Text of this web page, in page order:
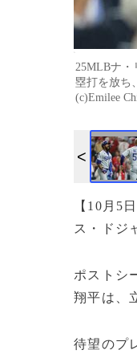
25MLBナ・
塁打を放ち
(c)Emilee
【10月5
ス・ドジ
ポストシ
翔平は、
待望のプ